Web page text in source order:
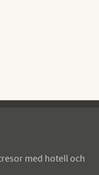
med hotell och